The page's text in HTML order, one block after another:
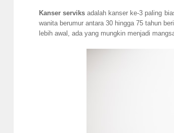
Kanser serviks adalah kanser ke-3 paling
wanita berumur antara 30 hingga 75 tahun
lebih awal, ada yang mungkin menjadi